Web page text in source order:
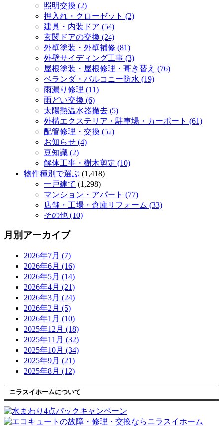
照明交換 (2)
押入れ・クローゼット (2)
建具・内装ドア (54)
玄関ドアの交換 (24)
外壁塗装・外壁補修 (81)
外壁サイディング工事 (3)
屋根塗装・屋根修理・葺き替え (76)
ベランダ・バルコニー防水 (19)
雨漏り修理 (11)
雨どい交換 (6)
太陽熱温水器撤去 (5)
外構エクステリア・駐車場・カーポート (61)
配管修理・交換 (52)
お知らせ (4)
豆知識 (2)
解体工事・樹木剪定 (10)
物件種別で選ぶ (1,418)
一戸建て (1,298)
マンション・アパート (77)
店舗・工場・倉庫リフォーム (33)
その他 (10)
月別アーカイブ
2026年7月 (7)
2026年6月 (16)
2026年5月 (14)
2026年4月 (21)
2026年3月 (24)
2026年2月 (5)
2026年1月 (10)
2025年12月 (18)
2025年11月 (32)
2025年10月 (34)
2025年9月 (21)
2025年8月 (12)
ニラスイホームについて